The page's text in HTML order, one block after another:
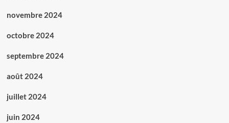
novembre 2024
octobre 2024
septembre 2024
août 2024
juillet 2024
juin 2024